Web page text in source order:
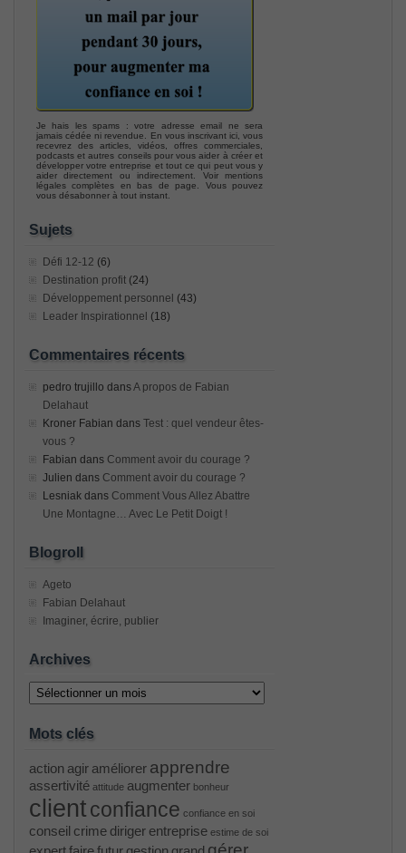
Je hais les spams : votre adresse email ne sera
jamais cédée ni revendue. En vous inscrivant ici, vous
recevrez des articles, vidéos, offres commerciales,
podcasts et autres conseils pour vous aider à créer et
développer votre entreprise et tout ce qui peut vous y
aider directement ou indirectement. Voir mentions
légales complètes en bas de page. Vous pouvez
vous désabonner à tout instant.
Sujets
Défi 12-12 (6)
Destination profit (24)
Développement personnel (43)
Leader Inspirationnel (18)
Commentaires récents
pedro trujillo dansA propos de Fabian
Delahaut
Kroner Fabian dans Test : quel vendeur êtes-
vous ?
Fabian dans Comment avoir du courage ?
Julien dans Comment avoir du courage ?
Lesniak dans Comment Vous Allez Abattre
Une Montagne… Avec Le Petit Doigt !
Blogroll
Ageto
Fabian Delahaut
Imaginer, écrire, publier
Archives
Archives
Mots clés
action agir améliorer apprendre
assertivité attitude augmenter bonheur
client confiance confiance en soi
conseil crime diriger entreprise estime de soi